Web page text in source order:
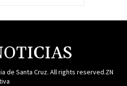
de Santa Cruz. All rights reserved.ZN